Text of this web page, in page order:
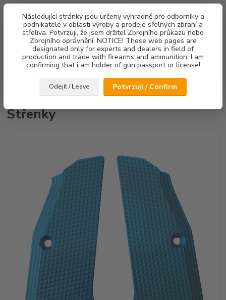
Následující stránky jsou určeny výhradně pro odborníky a
podnikatele v oblasti výroby a prodeje sřelných zbraní a
střeliva. Potvrzuji, že jsem držitel Zbrojního průkazu nebo
Zbrojního oprávnění. NOTICE! These web pages are
designated only for experts and dealers in field of
production and trade with firearms and ammunition. I am
confirming that i am holder of gun passport or license!
Odejít / Leave Potvrzuji / Confirm
Menu
Hledat
za0,00 Kč
Střenky
Střenky